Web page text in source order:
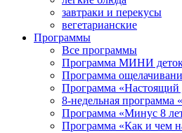
завтраки и перекусы
вегетарианские
Программы
Все программы
Программа МИНИ
Программа
Программа «Настоящий
8-недельная программа
Программа «Минус 8
Программа «Как и чем